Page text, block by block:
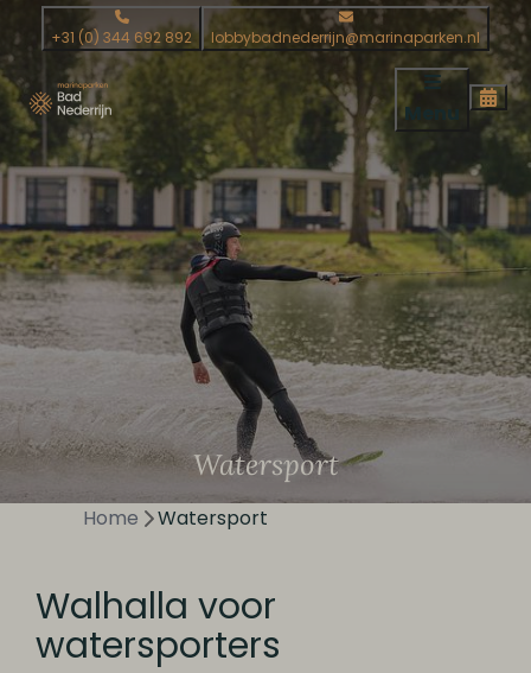
+31 (0) 344 692 892 lobbybadnederrijn@marinaparken.nl
Menu
Watersport
Home Watersport
Walhalla voor
watersporters